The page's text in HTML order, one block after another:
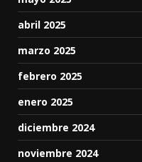
abril 2025
marzo 2025
febrero 2025
enero 2025
diciembre 2024
noviembre 2024